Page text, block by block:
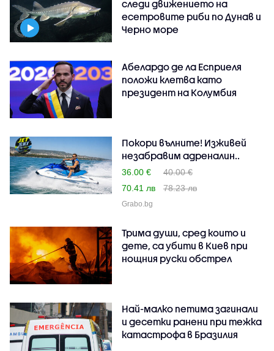
следи движението на
есетровите риби по Дунав и
Черно море
Абелардо де ла Есприеля
положи клетва като
президент на Колумбия
Покори вълните! Изживей
незабравим адреналин..
36.00 €
40.00 €
70.41 лв
78.23 лв
Grabo.bg
Трима души, сред които и
дете, са убити в Киев при
нощния руски обстрел
Най-малко петима загинали
и десетки ранени при тежка
катастрофа в Бразилия